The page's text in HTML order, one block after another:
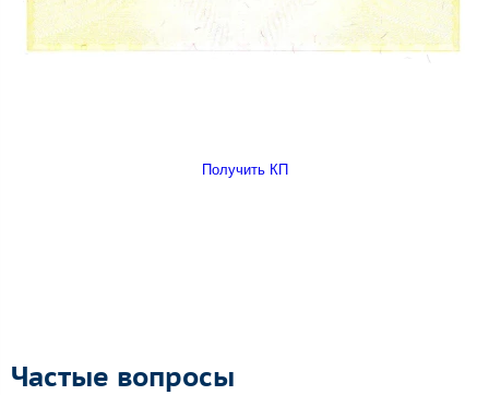
Получить КП
Частые вопросы